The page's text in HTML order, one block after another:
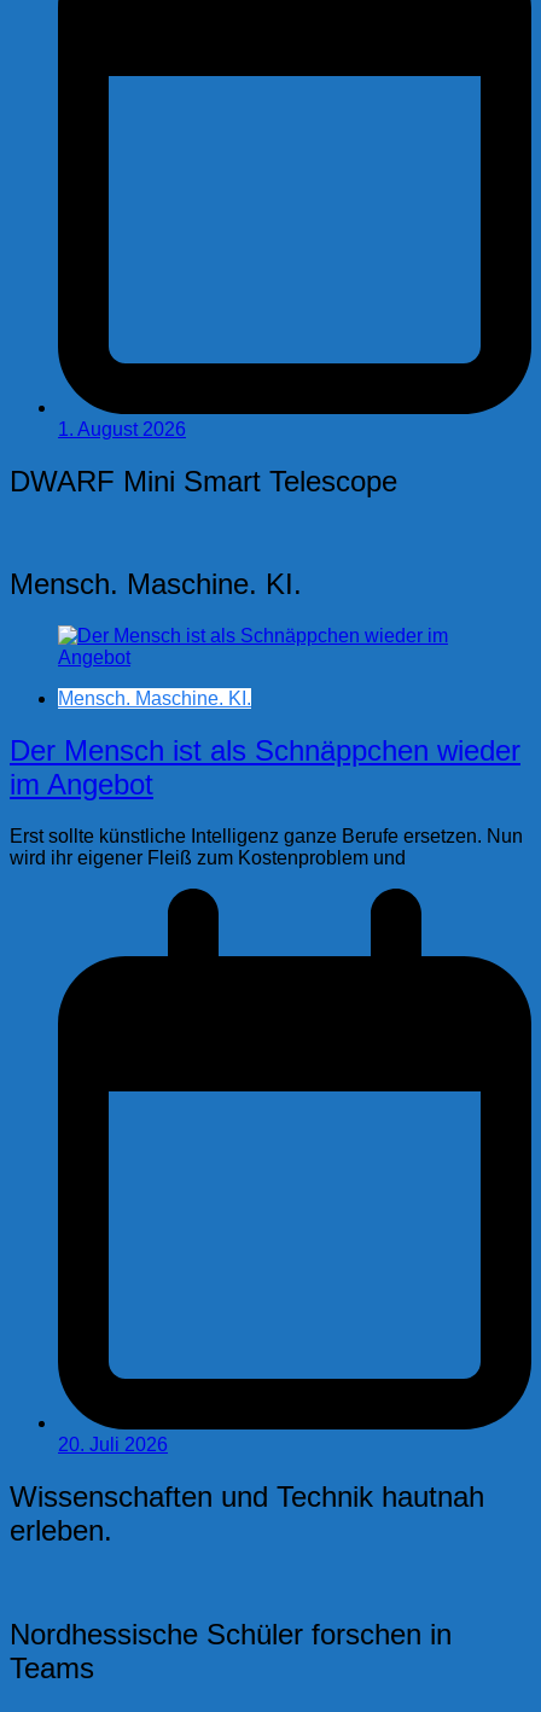
1. August 2026
DWARF Mini Smart Telescope
Mensch. Maschine. KI.
Mensch. Maschine. KI.
Der Mensch ist als Schnäppchen wieder
im Angebot
Erst sollte künstliche Intelligenz ganze Berufe ersetzen. Nun
wird ihr eigener Fleiß zum Kostenproblem und
20. Juli 2026
Wissenschaften und Technik hautnah
erleben.
Nordhessische Schüler forschen in
Teams